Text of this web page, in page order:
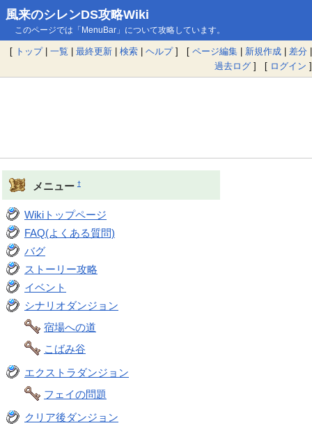
風来のシレンDS攻略Wiki
このページでは「MenuBar」について攻略しています。
[ トップ| 一覧 | 最終更新 | 検索 | ヘルプ] [ ページ編集 | 新規作成 | 差分 |
過去ログ ] [ ログイン ]
メニュー †
Wikiトップページ
FAQ(よくある質問)
バグ
ストーリー攻略
イベント
シナリオダンジョン
宿場への道
こばみ谷
エクストラダンジョン
フェイの問題
クリア後ダンジョン